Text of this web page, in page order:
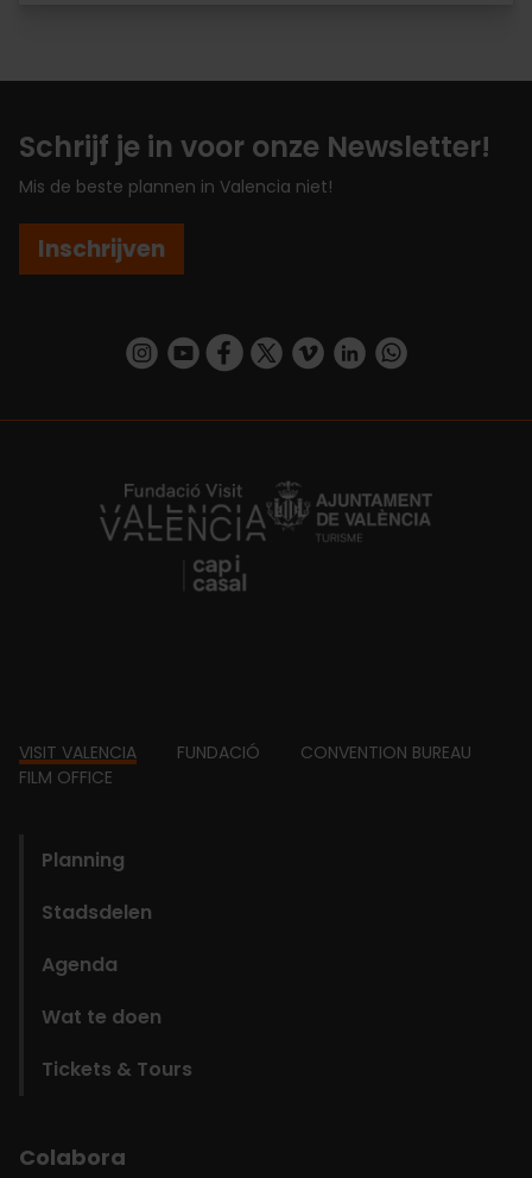
Schrijf je in voor onze Newsletter!
Mis de beste plannen in Valencia niet!
Inschrijven
https://www.instagram.com/visit_valencia/
https://www.youtube.com/user/
https://www.facebook.com/
https://twitter.com/
https://vimeo.com/
https://www.linkedin.com/company/turismo-valencia/https://api.whatsapp.com/send/
https://fundacion.visitvalencia.com/
Footer
VISIT VALENCIA FUNDACIÓ
CONVENTION BUREAU
FILM OFFICE
Planning
Stadsdelen
Agenda
Wat te doen
Tickets & Tours
Colabora